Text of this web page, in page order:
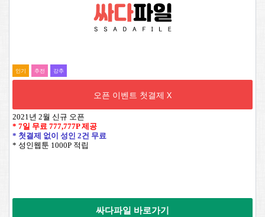
인기 추전 강추
오픈 이벤트 첫결제 X
2021년 2월 신규 오픈
* 7일 무료 777,777P제공
* 첫결제 없이 성인 2건 무료
* 성인웹툰 1000P 적립
싸다파일 바로가기